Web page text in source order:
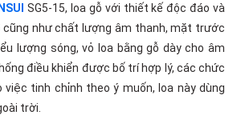
SG5-15, loa gỗ với thiết kế độc đáo và
như chất lượng âm thanh, mặt trước
lượng sóng, vỏ loa bằng gỗ dày cho âm
điều khiển được bố trí hợp lý, các chức
tinh chỉnh theo ý muốn, loa này dùng
trời.